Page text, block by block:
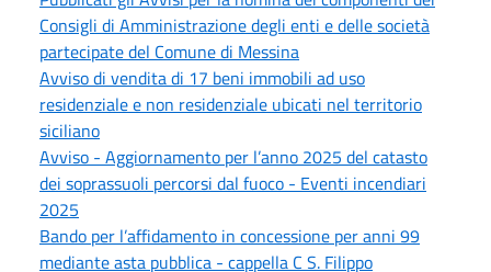
Consigli di Amministrazione degli enti e delle società
partecipate del Comune di Messina
Avviso di vendita di 17 beni immobili ad uso
residenziale e non residenziale ubicati nel territorio
siciliano
Avviso - Aggiornamento per l’anno 2025 del catasto
dei soprassuoli percorsi dal fuoco - Eventi incendiari
2025
Bando per l’affidamento in concessione per anni 99
mediante asta pubblica - cappella C S. Filippo